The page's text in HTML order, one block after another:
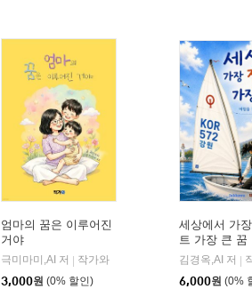
엄마의 꿈은 이루어진
거야
극미마미,AI 저
작가와
3,000원 (0% 할인)
세상에서 가
트 가장 큰 꿈
김경옥,AI 저
6,000원 (0%